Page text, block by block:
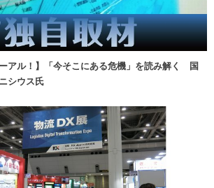
ーアル！】「今そこにある危機」を読み解く 国
シウス氏